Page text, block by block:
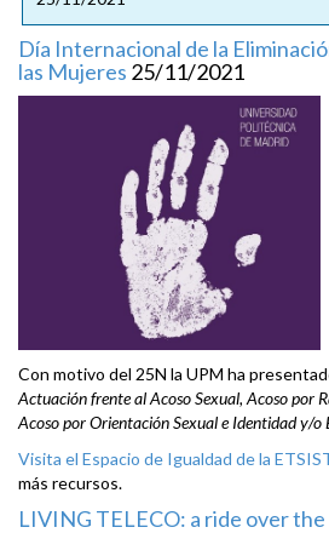
Día Internacional de la
las Mujeres 25/11/2021
Con motivo del 25N la UPM ha
Actuación frente al Acoso Sexual, Acoso por
Acoso por Orientación Sexual e Identidad y/o
Visita el Espacio de Igualdad de la
más recursos.
LIVING TELECO: a ride over the